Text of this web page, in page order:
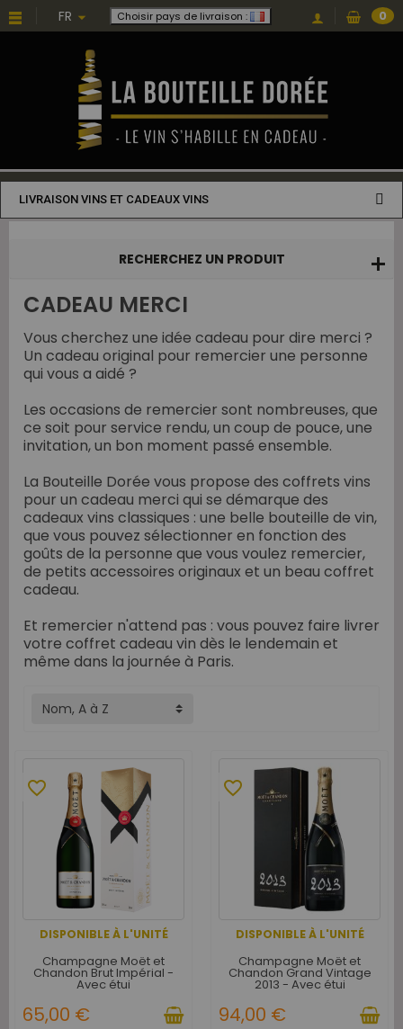
FR Choisir pays de livraison : 0
LIVRAISON VINS ET CADEAUX VINS
RECHERCHEZ UN PRODUIT
CADEAU MERCI
Vous cherchez une idée cadeau pour dire merci ?
Un cadeau original pour remercier une personne
qui vous a aidé ?
Les occasions de remercier sont nombreuses, que
ce soit pour service rendu, un coup de pouce, une
invitation, un bon moment passé ensemble.
La Bouteille Dorée vous propose des coffrets vins
pour un cadeau merci qui se démarque des
cadeaux vins classiques : une belle bouteille de vin,
que vous pouvez sélectionner en fonction des
goûts de la personne que vous voulez remercier,
de petits accessoires originaux et un beau coffret
cadeau.
Et remercier n'attend pas : vous pouvez faire livrer
votre coffret cadeau vin dès le lendemain et
même dans la journée à Paris.
Nom, A à Z
DISPONIBLE À L'UNITÉ
favorite_border
Champagne Moët et
Chandon Brut Impérial -
Avec étui
65,00 €
DISPONIBLE À L'UNITÉ
favorite_border
Champagne Moët et
Chandon Grand Vintage
2013 - Avec étui
94,00 €
Choisissez une valeur...